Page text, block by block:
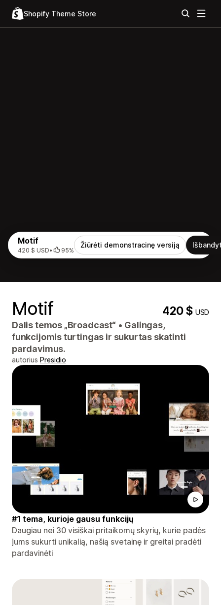
Shopify Theme Store
Motif
420 $ USD• 95%
Žiūrėti demonstracinę versiją
Motif 420 $USD
Dalis temos „Broadcast“ • Galingas,
funkcijomis turtingas ir sukurtas skatinti
pardavimus.
autorius Presidio
#1 tema, kurioje gausu funkcijų
Daugiau nei 30 visiškai pritaikomų skyrių, kurie padės
jums sukurti unikalią, našią svetainę ir greitai pradėti
pardavinėti